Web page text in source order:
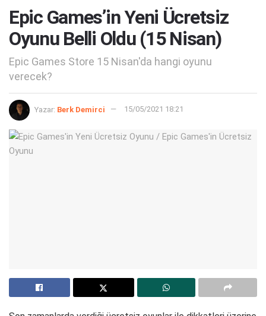
Epic Games’in Yeni Ücretsiz
Oyunu Belli Oldu (15 Nisan)
Epic Games Store 15 Nisan'da hangi oyunu
verecek?
Yazar: Berk Demirci 15/05/2021 18:21